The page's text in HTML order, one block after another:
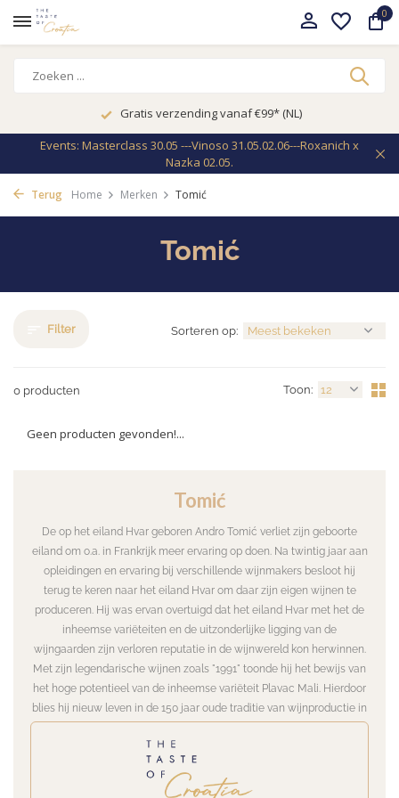
0
Gratis verzending vanaf €99* (NL)
Events: Masterclass 30.05 ---Vinoso 31.05.02.06---Roxanich x
Nazka 02.05.
Terug Home Merken Tomić
Tomić
Filter
0 producten Toon:
Sorteren op:
Geen producten gevonden!...
Tomić
De op het eiland Hvar geboren Andro Tomić verliet zijn geboorte
eiland om o.a. in Frankrijk meer ervaring op doen. Na twintig jaar aan
opleidingen en ervaring bij verschillende wijnmakers besloot hij
terug te keren naar het eiland Hvar om daar zijn eigen wijnen te
produceren. Hij was ervan overtuigd dat het eiland Hvar met het de
inheemse variëteiten en de uitzonderlijke ligging van de
wijngaarden zijn verloren reputatie in de wijnwereld kon herwinnen.
Met zijn legendarische wijnen zoals "1991" toonde hij het bewijs van
het hoge potentieel van de inheemse variëteit Plavac Mali. Hierdoor
blies hij nieuw leven in de 150 jaar oude traditie van wijnproductie in
De 10 ha wijngaard die de familie van Tomić en inmiddels Tomić zelf
bezit zijn niet voldoende voor de wijnproductie. Hij werkt daarom